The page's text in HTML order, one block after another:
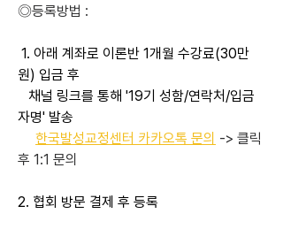
◎등록방법 :
1. 아래 계좌로 이론반 1개월 수강료(30만
원) 입금 후
채널 링크를 통해 '19기 성함/연락처/입금
자명' 발송
한국발성교정센터 카카오톡 문의 -> 클릭
후 1:1 문의
2. 협회 방문 결제 후 등록